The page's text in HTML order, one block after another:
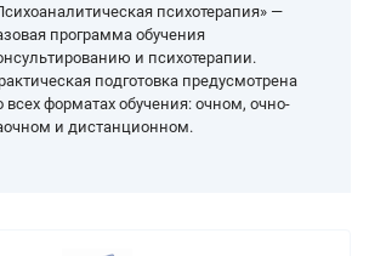
психотерапия» —
программа обучения
и психотерапии.
подготовка предусмотрена
всех форматах обучения: очном, очно-
и дистанционном.